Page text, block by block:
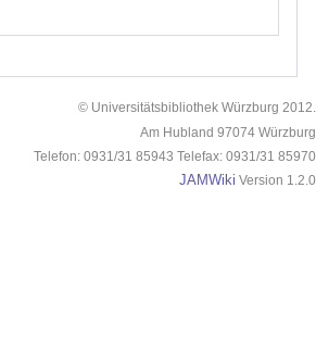
© Universitätsbibliothek Würzburg 2012.
Am Hubland 97074 Würzburg
Telefon: 0931/31 85943 Telefax: 0931/31 85970
JAMWiki Version 1.2.0